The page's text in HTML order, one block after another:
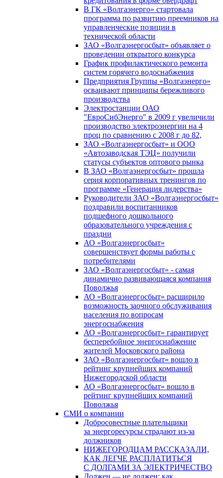
В ГК «Волгаэнерго» стартовала
программа по развитию преемников на
управленческие позиции в
технической области
ЗАО «Волгаэнергосбыт» объявляет о
проведении открытого конкурса
График профилактического ремонта
систем горячего водоснабжения
Предприятия Группы «Волгаэнерго»
осваивают принципы бережливого
производства
Электростанции ОАО
"ЕвроСибЭнерго" в 2009 г увеличили
производство электроэнергии на 4
проц по сравнению с 2008 г до 82,
ЗАО «Волгаэнергосбыт» и ООО
«Автозаводская ТЭЦ» получили
статусы субъектов оптового рынка
В ЗАО «Волгаэнергосбыт» прошла
серия корпоративных тренингов по
программе «Генерация лидерства»
Руководители ЗАО «Волгаэнергосбыт»
поздравили воспитанников
подшефного дошкольного
образовательного учреждения с
праздни
АО «Волгаэнергосбыт»
совершенствует формы работы с
потребителями
ЗАО «Волгаэнергосбыт» - самая
динамично развивающаяся компания
Поволжья
АО «Волгаэнергосбыт» расширило
возможность заочного обслуживания
населения по вопросам
энергоснабжения
АО «Волгаэнергосбыт» гарантирует
бесперебойное энергоснабжение
жителей Московского района
ЗАО «Волгаэнергосбыт» вошло в
рейтинг крупнейших компаний
Нижегородской области
АО «Волгаэнергосбыт» вошло в
рейтинг крупнейших компаний
Поволжья
СМИ о компании
Добросовестные плательщики
за энергоресурсы страдают из-за
должников
НИЖЕГОРОДЦАМ РАССКАЗАЛИ,
КАК ЛЕГЧЕ РАСПЛАТИТЬСЯ
С ДОЛГАМИ ЗА ЭЛЕКТРИЧЕСТВО